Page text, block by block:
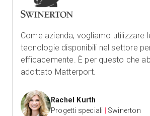
Come azienda, vogliamo utilizzare
tecnologie disponibili nel settore
efficacemente. È per questo che
adottato Matterport.
Rachel Kurth
Progetti speciali
Swinerton